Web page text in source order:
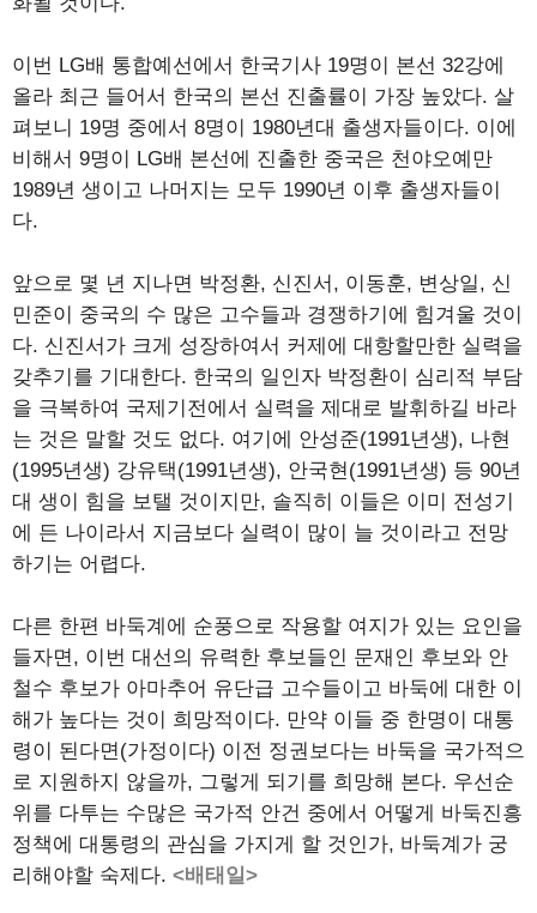
이번 LG배 통합예선에서 한국기사 19명이 본선 32강에
올라 최근 들어서 한국의 본선 진출률이 가장 높았다. 살
펴보니 19명 중에서 8명이 1980년대 출생자들이다. 이에
비해서 9명이 LG배 본선에 진출한 중국은 천야오예만
1989년 생이고 나머지는 모두 1990년 이후 출생자들이
다.
앞으로 몇 년 지나면 박정환, 신진서, 이동훈, 변상일, 신
민준이 중국의 수 많은 고수들과 경쟁하기에 힘겨울 것이
다. 신진서가 크게 성장하여서 커제에 대항할만한 실력을
갖추기를 기대한다. 한국의 일인자 박정환이 심리적 부담
을 극복하여 국제기전에서 실력을 제대로 발휘하길 바라
는 것은 말할 것도 없다. 여기에 안성준(1991년생), 나현
(1995년생) 강유택(1991년생), 안국현(1991년생) 등 90년
대 생이 힘을 보탤 것이지만, 솔직히 이들은 이미 전성기
에 든 나이라서 지금보다 실력이 많이 늘 것이라고 전망
하기는 어렵다.
다른 한편 바둑계에 순풍으로 작용할 여지가 있는 요인을
들자면, 이번 대선의 유력한 후보들인 문재인 후보와 안
철수 후보가 아마추어 유단급 고수들이고 바둑에 대한 이
해가 높다는 것이 희망적이다. 만약 이들 중 한명이 대통
령이 된다면(가정이다) 이전 정권보다는 바둑을 국가적으
로 지원하지 않을까, 그렇게 되기를 희망해 본다. 우선순
위를 다투는 수많은 국가적 안건 중에서 어떻게 바둑진흥
정책에 대통령의 관심을 가지게 할 것인가, 바둑계가 궁
리해야할 숙제다. <배태일>